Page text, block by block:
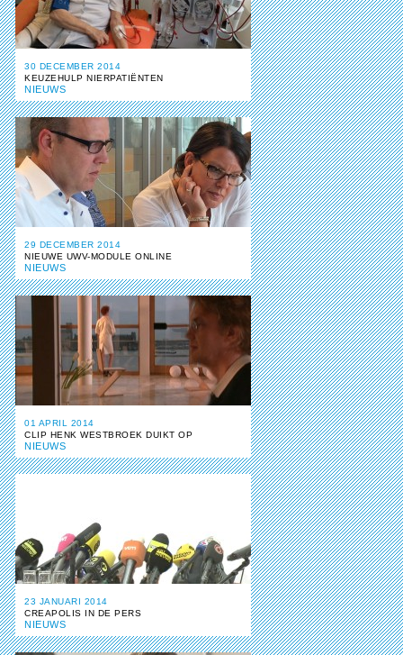
30 DECEMBER 2014
KEUZEHULP NIERPATIËNTEN
NIEUWS
29 DECEMBER 2014
NIEUWE UWV-MODULE ONLINE
NIEUWS
01 APRIL 2014
CLIP HENK WESTBROEK DUIKT OP
NIEUWS
23 JANUARI 2014
CREAPOLIS IN DE PERS
NIEUWS